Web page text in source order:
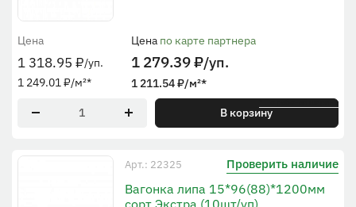
Цена
1 318.95 ₽/уп.
1 249.01₽/м²*
Цена по карте партнера
1 279.39₽/уп.
1 211.54₽/м²*
* По рабочей ширине
В корзину
Арт.: 22325 Проверить наличие
Вагонка липа 15*96(88)*1200мм